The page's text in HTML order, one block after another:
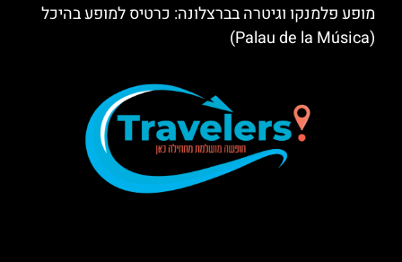
מופע פלמנקו וגיטרה בברצלונה: כרטיס למופע בהיכל
(Palau de la Música)